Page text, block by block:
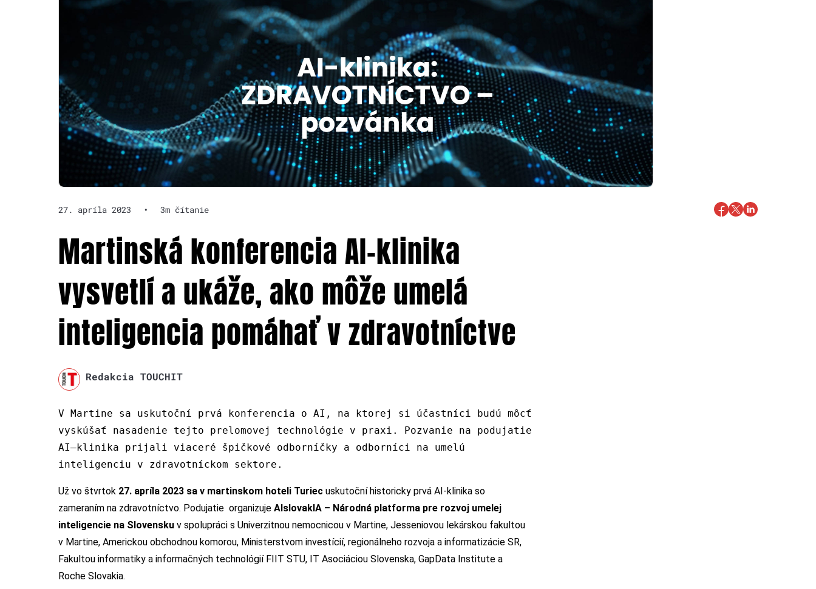
27. apríla 2023 • 3m čítanie
Martinská konferencia AI-klinika
vysvetlí a ukáže, ako môže umelá
inteligencia pomáhať v zdravotníctve
Redakcia TOUCHIT
V Martine sa uskutoční prvá konferencia o AI, na ktorej si účastníci budú môcť
vyskúšať nasadenie tejto prelomovej technológie v praxi. Pozvanie na podujatie
AI–klinika prijali viaceré špičkové odborníčky a odborníci na umelú
inteligenciu v zdravotníckom sektore.
Už vo štvrtok 27. apríla 2023 sa v martinskom hoteli Turiec uskutoční historicky prvá AI-klinika so
zameraním na zdravotníctvo. Podujatie organizuje AIslovakIA – Národná platforma pre rozvoj umelej
inteligencie na Slovensku v spolupráci s Univerzitnou nemocnicou v Martine, Jesseniovou lekárskou fakultou
v Martine, Americkou obchodnou komorou, Ministerstvom investícií, regionálneho rozvoja a informatizácie SR,
Fakultou informatiky a informačných technológií FIIT STU, IT Asociáciou Slovenska, GapData Institute a
Roche Slovakia.